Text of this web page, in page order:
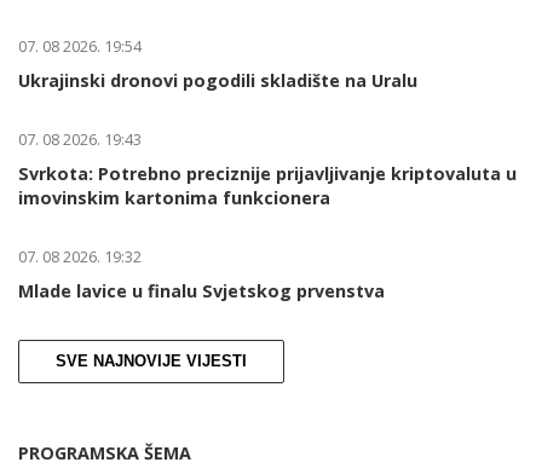
07. 08 2026. 19:54
Ukrajinski dronovi pogodili skladište na Uralu
07. 08 2026. 19:43
Svrkota: Potrebno preciznije prijavljivanje kriptovaluta u
imovinskim kartonima funkcionera
07. 08 2026. 19:32
Mlade lavice u finalu Svjetskog prvenstva
SVE NAJNOVIJE VIJESTI
PROGRAMSKA ŠEMA